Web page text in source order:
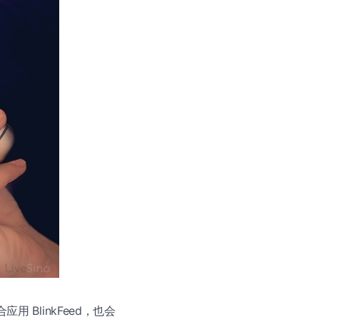
用 BlinkFeed，也会